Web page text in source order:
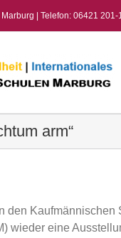
| Telefon: 06421
arm“
den Kaufmännischen
wieder eine